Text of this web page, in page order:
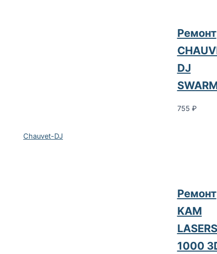
Chauvet-DJ
Ремонт
DJ
755 ₽
Ремонт
KAM
1000